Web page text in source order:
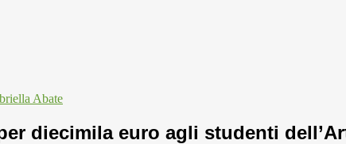
Abate
diecimila euro agli studenti